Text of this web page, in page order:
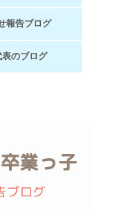
報告ブログ
表のブログ
業っ子
ブログ